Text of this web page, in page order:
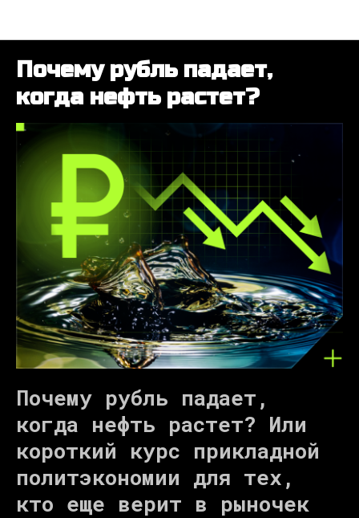
Почему рубль падает,
когда нефть растет?
Почему рубль падает,
когда нефть растет? Или
короткий курс прикладной
политэкономии для тех,
кто еще верит в рыночек